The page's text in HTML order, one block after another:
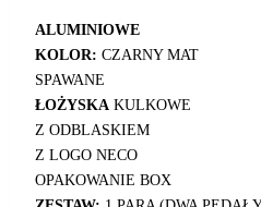
ALUMINIOWE
KOLOR: CZARNY MAT
SPAWANE
ŁOŻYSKA KULKOWE
Z ODBLASKIEM
Z LOGO NECO
OPAKOWANIE BOX